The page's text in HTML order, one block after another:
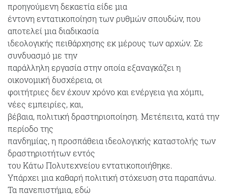
προηγούμενη δεκαετία είδε μια
έντονη εντατικοποίηση των ρυθμών σπουδών, που
αποτελεί μια διαδικασία
ιδεολογικής πειθάρχησης εκ μέρους των αρχών. Σε
συνδυασμό με την
παράλληλη εργασία στην οποία εξαναγκάζει η
οικονομική δυσχέρεια, οι
φοιτήτριες δεν έχουν χρόνο και ενέργεια για χόμπι,
νέες εμπειρίες, και,
βέβαια, πολιτική δραστηριοποίηση. Μετέπειτα, κατά την
περίοδο της
πανδημίας, η προσπάθεια ιδεολογικής καταστολής των
δραστηριοτήτων εντός
του Κάτω Πολυτεχνείου εντατικοποιήθηκε.
Υπάρχει μια καθαρή πολιτική στόχευση στα παραπάνω.
Τα πανεπιστήμια, εδώ